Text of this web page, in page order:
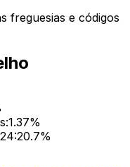
freguesias e códigos
1.37%
20.7%